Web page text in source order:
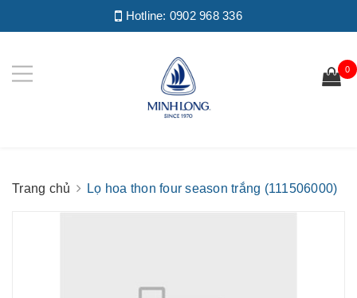
Hotline: 0902 968 336
0
Trang chủ Lọ hoa thon four season trắng (111506000)